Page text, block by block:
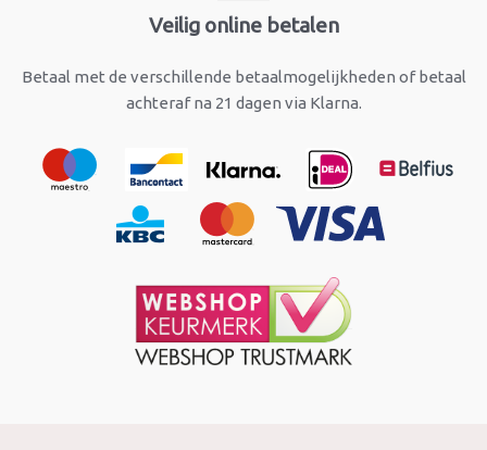
Veilig online betalen
Betaal met de verschillende betaalmogelijkheden of betaal
achteraf na 21 dagen via Klarna.